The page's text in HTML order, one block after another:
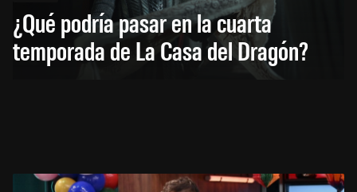
¿Qué podría pasar en la cuarta
temporada de La Casa del Dragón?